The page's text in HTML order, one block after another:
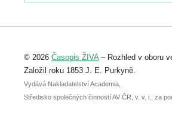
Registrovat se můžete do 6. září.
abstraktu přihlášené přednášky nebo
posteru je už 30. června.
© 2026 Časopis ŽIVA– Rozhled v oboru
Založil roku 1853 J. E. Purkyně.
Vydává Nakladatelství Academia,
Středisko společných činností AV ČR, v. v. i., za